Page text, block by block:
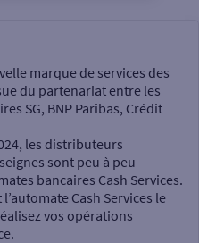
marque de services des
du partenariat entre les
SG, BNP Paribas, Crédit
les distributeurs
sont peu à peu
bancaires Cash Services.
Cash Services le
vos opérations